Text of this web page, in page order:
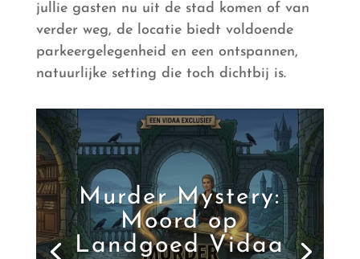
jullie gasten nu uit de stad komen of van
verder weg, de locatie biedt voldoende
parkeergelegenheid en een ontspannen,
natuurlijke setting die toch dichtbij is.
Murder Mystery:
Moord op
Landgoed Vidaa